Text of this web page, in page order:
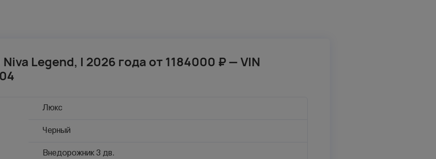
Legend, I 2026 года от 1184000 ₽ — VIN
Люкс
Черный
Внедорожник 3 дв.